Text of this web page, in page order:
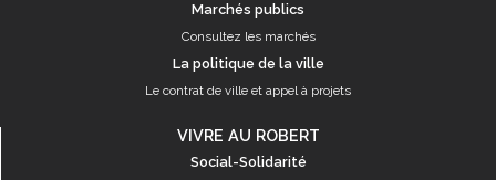
Marchés publics
Consultez les marchés
La politique de la ville
Le contrat de ville et appel à projets
VIVRE AU ROBERT
Social-Solidarité